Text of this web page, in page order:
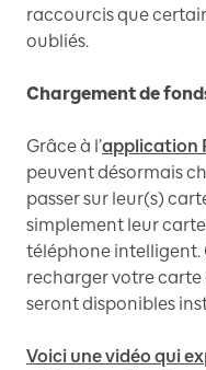
raccourcis que
oubliés.
Chargement de
Grâce à l’application
peuvent désormais
passer sur leur(s)
simplement leur carte
téléphone intelligent.
recharger votre carte
seront disponibles
Voici une vidéo qui